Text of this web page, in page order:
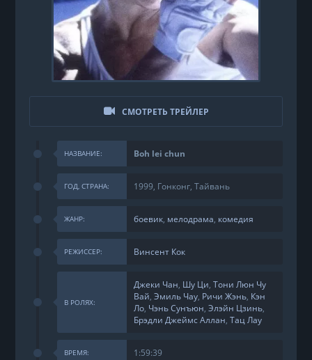
СМОТРЕТЬ ТРЕЙЛЕР
НАЗВАНИЕ: Boh lei chun
ГОД, СТРАНА: 1999, Гонконг, Тайвань
ЖАНР: боевик, мелодрама, комедия
РЕЖИССЕР: Винсент Кок
В РОЛЯХ:
Джеки Чан, Шу Ци,Тони Люн Чу
Вай,Эмиль Чау, Ричи Жэнь, Кэн
Ло, Чэнь Сунъюн,Элэйн Цзинь,
Брэдли Джеймс Аллан,Тац Лау
ВРЕМЯ: 1:59:39